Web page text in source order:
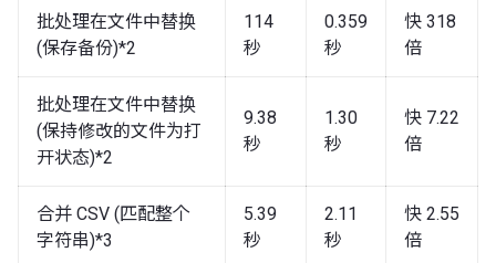
批处理在文件中替换
(保存备份)*2
114
秒
0.359
秒
快 318
倍
批处理在文件中替换
(保持修改的文件为打
开状态)*2
9.38
秒
1.30
秒
快 7.22
倍
合并 CSV (匹配整个
字符串)*3
5.39
秒
2.11
秒
快 2.55
倍